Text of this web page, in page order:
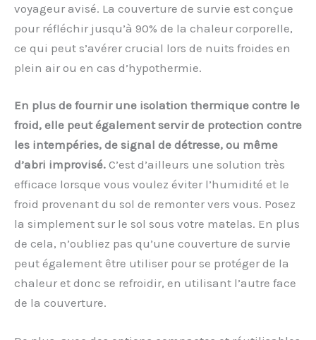
voyageur avisé. La couverture de survie est conçue
pour réfléchir jusqu’à 90% de la chaleur corporelle,
ce qui peut s’avérer crucial lors de nuits froides en
plein air ou en cas d’hypothermie.
En plus de fournir une isolation thermique contre le
froid, elle peut également servir de protection contre
les intempéries, de signal de détresse, ou même
d’abri improvisé. C’est d’ailleurs une solution très
efficace lorsque vous voulez éviter l’humidité et le
froid provenant du sol de remonter vers vous. Posez
la simplement sur le sol sous votre matelas. En plus
de cela, n’oubliez pas qu’une couverture de survie
peut également être utiliser pour se protéger de la
chaleur et donc se refroidir, en utilisant l’autre face
de la couverture.